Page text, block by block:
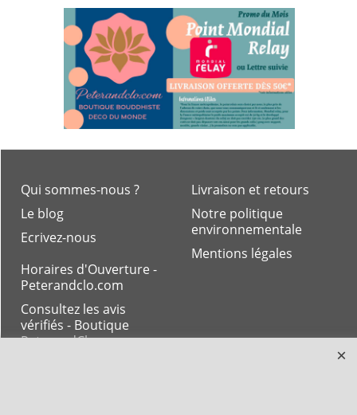
Livraison et retours
Notre politique
environnementale
Mentions légales
Qui sommes-nous ?
Le blog
Ecrivez-nous
Horaires d'Ouverture -
Peterandclo.com
Consultez les avis
vérifiés - Boutique
PeterandClo